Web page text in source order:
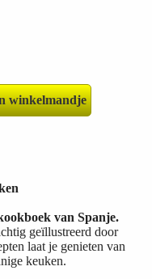
van Spanje.
geïllustreerd door
laat je genieten van
keuken.